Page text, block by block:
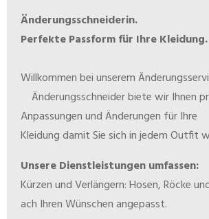
Änderungsschneiderin.
Perfekte Passform für Ihre Kleidung.
WillkommenbeiunseremÄnderungsservi
ÄnderungsschneiderbietewirIhnenpr
AnpassungenundÄnderungen fürIhre
KleidungdamitSie sichinjedemOutfitw
Unsere Dienstleistungen umfassen:
KürzenundVerlängern:Hosen,Röckeun
ach IhrenWünschenangepasst.